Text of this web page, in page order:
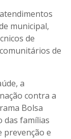
municipal,
de
de
a
contra a
Bolsa
das famílias
prevenção e